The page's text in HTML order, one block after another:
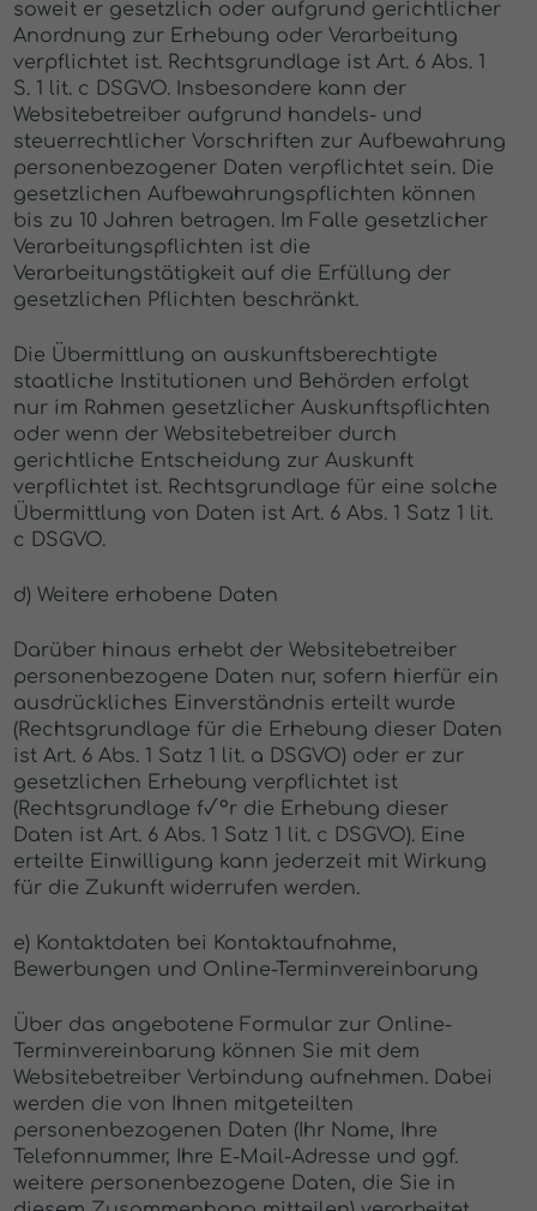
soweit er gesetzlich oder aufgrund gerichtlicher
Anordnung zur Erhebung oder Verarbeitung
verpflichtet ist. Rechtsgrundlage ist Art. 6 Abs. 1
S. 1 lit. c DSGVO. Insbesondere kann der
Websitebetreiber aufgrund handels- und
steuerrechtlicher Vorschriften zur Aufbewahrung
personenbezogener Daten verpflichtet sein. Die
gesetzlichen Aufbewahrungspflichten können
bis zu 10 Jahren betragen. Im Falle gesetzlicher
Verarbeitungspflichten ist die
Verarbeitungstätigkeit auf die Erfüllung der
gesetzlichen Pflichten beschränkt.
Die Übermittlung an auskunftsberechtigte
staatliche Institutionen und Behörden erfolgt
nur im Rahmen gesetzlicher Auskunftspflichten
oder wenn der Websitebetreiber durch
gerichtliche Entscheidung zur Auskunft
verpflichtet ist. Rechtsgrundlage für eine solche
Übermittlung von Daten ist Art. 6 Abs. 1 Satz 1 lit.
c DSGVO.
d) Weitere erhobene Daten
Darüber hinaus erhebt der Websitebetreiber
personenbezogene Daten nur, sofern hierfür ein
ausdrückliches Einverständnis erteilt wurde
(Rechtsgrundlage für die Erhebung dieser Daten
ist Art. 6 Abs. 1 Satz 1 lit. a DSGVO) oder er zur
gesetzlichen Erhebung verpflichtet ist
(Rechtsgrundlage f√ºr die Erhebung dieser
Daten ist Art. 6 Abs. 1 Satz 1 lit. c DSGVO). Eine
erteilte Einwilligung kann jederzeit mit Wirkung
für die Zukunft widerrufen werden.
e) Kontaktdaten bei Kontaktaufnahme,
Bewerbungen und Online-Terminvereinbarung
Über das angebotene Formular zur Online-
Terminvereinbarung können Sie mit dem
Websitebetreiber Verbindung aufnehmen. Dabei
werden die von Ihnen mitgeteilten
personenbezogenen Daten (Ihr Name, Ihre
Telefonnummer, Ihre E-Mail-Adresse und ggf.
weitere personenbezogene Daten, die Sie in